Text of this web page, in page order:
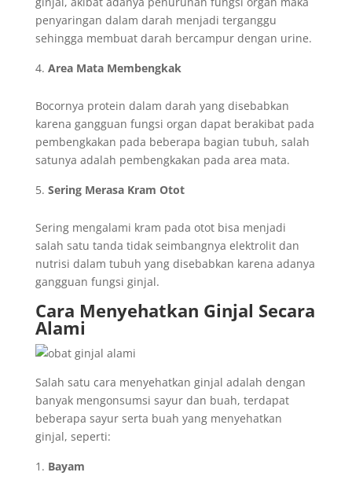
penyaringan dalam darah menjadi terganggu
sehingga membuat darah bercampur dengan urine.
Area Mata Membengkak
Bocornya protein dalam darah yang disebabkan
karena gangguan fungsi organ dapat berakibat pada
pembengkakan pada beberapa bagian tubuh, salah
satunya adalah pembengkakan pada area mata.
Sering Merasa Kram Otot
Sering mengalami kram pada otot bisa menjadi
salah satu tanda tidak seimbangnya elektrolit dan
nutrisi dalam tubuh yang disebabkan karena adanya
gangguan fungsi ginjal.
Cara Menyehatkan Ginjal Secara
Alami
Salah satu cara menyehatkan ginjal adalah dengan
banyak mengonsumsi sayur dan buah, terdapat
beberapa sayur serta buah yang menyehatkan
ginjal, seperti:
Bayam